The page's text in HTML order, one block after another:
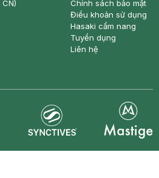
Chính sách bảo mật
Điều khoản sử dụng
Hasaki cẩm nang
Tuyển dụng
Liên hệ